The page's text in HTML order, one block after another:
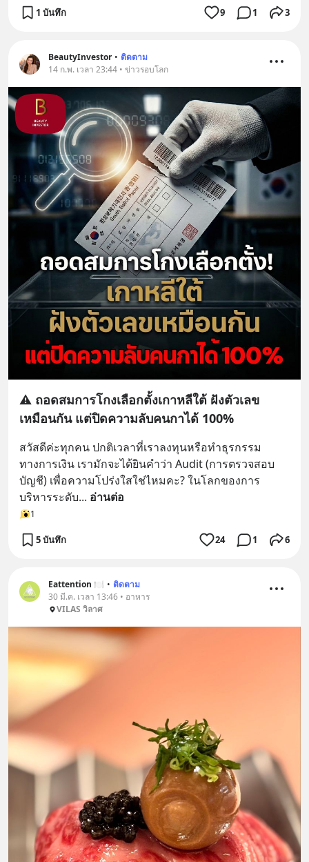
1 บันทึก 9 1 3
BeautyInvestor • ติดตาม
14 ก.พ. เวลา 23:44 • ข่าวรอบโลก
⚠️ ถอดสมการโกงเลือกตั้งเกาหลีใต้ ฝังตัวเลข
เหมือนกัน แต่ปิดความลับคนกาได้ 100%
สวัสดีค่ะทุกคน ปกติเวลาที่เราลงทุนหรือทำธุรกรรม
ทางการเงิน เรามักจะได้ยินคำว่า Audit (การตรวจสอบ
บัญชี) เพื่อความโปร่งใสใช่ไหมคะ? ในโลกของการ
บริหารระดับ... อ่านต่อ
1
5 บันทึก 24 1 6
Eattention 🍽 • ติดตาม
30 มี.ค. เวลา 13:46 • อาหาร
VILAS วิลาศ